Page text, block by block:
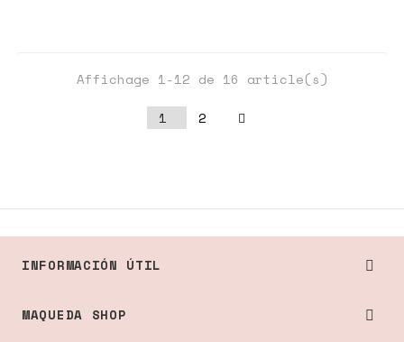
Affichage 1-12 de 16 article(s)
1 2
INFORMACIÓN ÚTIL 
MAQUEDA SHOP 